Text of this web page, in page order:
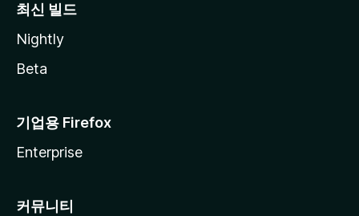
최신 빌드
Nightly
Beta
기업용 Firefox
Enterprise
커뮤니티